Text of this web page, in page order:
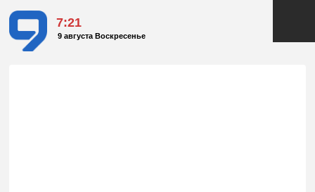
7:21
9 августа Воскресенье